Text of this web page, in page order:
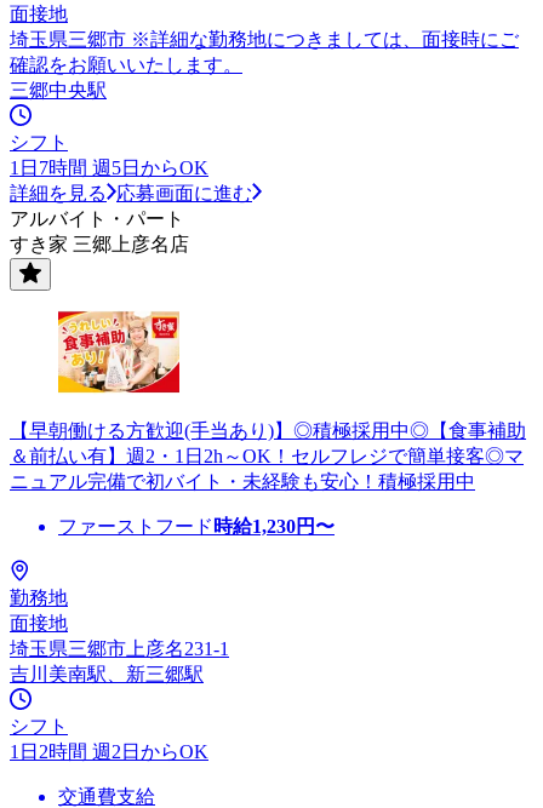
面接地
埼玉県三郷市 ※詳細な勤務地につきましては、面接時にご
確認をお願いいたします。
三郷中央駅
シフト
1日7時間 週5日からOK
詳細を見る
応募画面に進む
アルバイト・パート
すき家 三郷上彦名店
【早朝働ける方歓迎(手当あり)】◎積極採用中◎【食事補助
＆前払い有】週2・1日2h～OK！セルフレジで簡単接客◎マ
ニュアル完備で初バイト・未経験も安心！積極採用中
ファーストフード 時給1,230円〜
勤務地
面接地
埼玉県三郷市上彦名231-1
吉川美南駅、新三郷駅
シフト
1日2時間 週2日からOK
交通費支給